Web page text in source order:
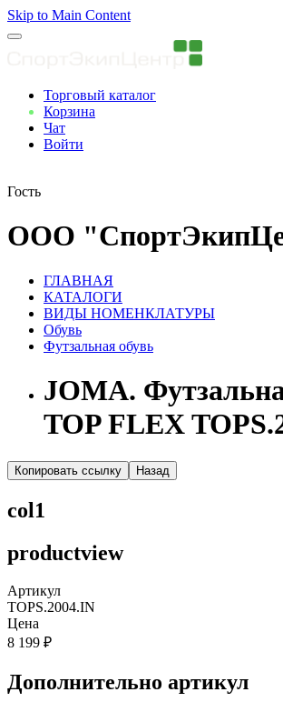
Skip to Main Content
Торговый каталог
Корзина
Чат
Войти
Гость
ООО
ГЛАВНАЯ
КАТАЛОГИ
ВИДЫ НОМЕНКЛАТУРЫ
Обувь
Футзальная обувь
JOMA.
TOP FLEX
Копировать ссылку Назад
col1
productview
Артикул
TOPS.2004.IN
Цена
8 199 ₽
Дополнительно артикул